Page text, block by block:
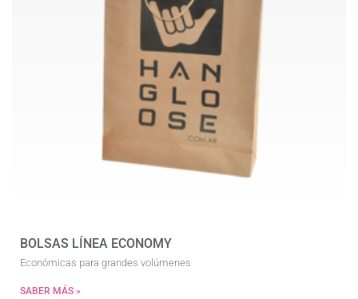
BOLSAS LÍNEA ECONOMY
Económicas para grandes volúmenes
SABER MÁS »